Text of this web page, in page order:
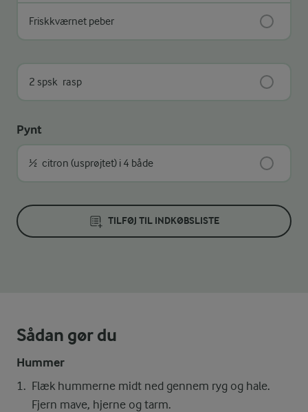
Friskkværnet peber
2 spsk rasp
Pynt
½ citron (usprøjtet) i 4 både
TILFØJ TIL INDKØBSLISTE
Sådan gør du
Hummer
Flæk hummerne midt ned gennem ryg og hale.
Fjern mave, hjerne og tarm.